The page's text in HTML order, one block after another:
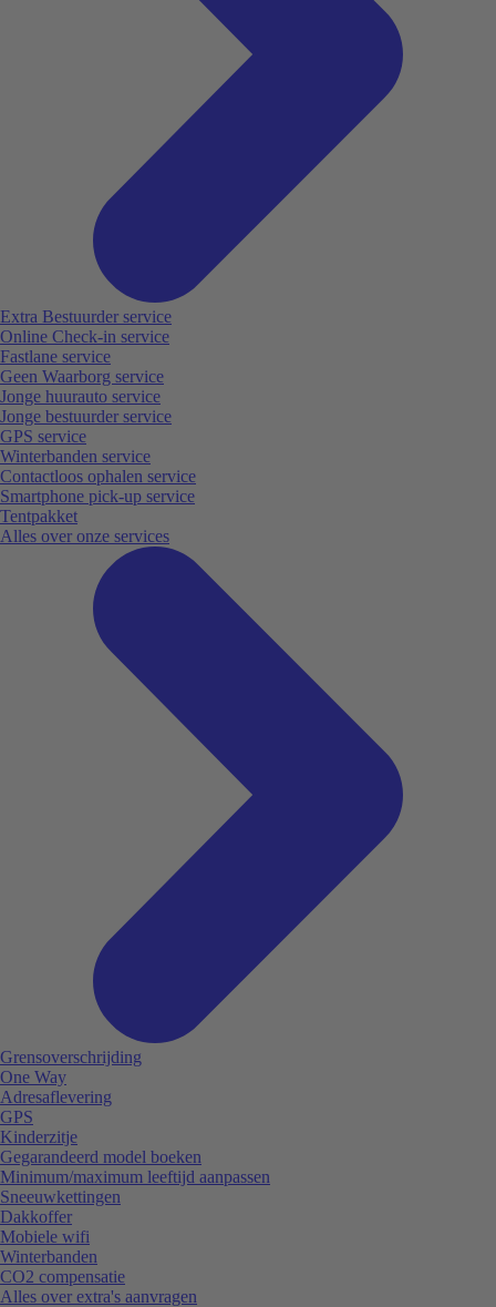
Extra Bestuurder service
Online Check-in service
Fastlane service
Geen Waarborg service
Jonge huurauto service
Jonge bestuurder service
GPS service
Winterbanden service
Contactloos ophalen service
Smartphone pick-up service
Tentpakket
Alles over onze services
Grensoverschrijding
One Way
Adresaflevering
GPS
Kinderzitje
Gegarandeerd model boeken
Minimum/maximum leeftijd aanpassen
Sneeuwkettingen
Dakkoffer
Mobiele wifi
Winterbanden
CO2 compensatie
Alles over extra's aanvragen